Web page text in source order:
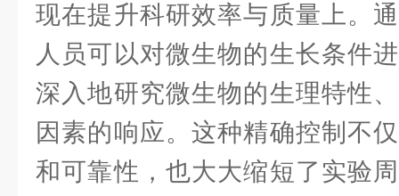
现在提升科研效率与质量上。
人员可以对微生物的生长条件
深入地研究微生物的生理特性
因素的响应。这种精确控制不
和可靠性，也大大缩短了实验